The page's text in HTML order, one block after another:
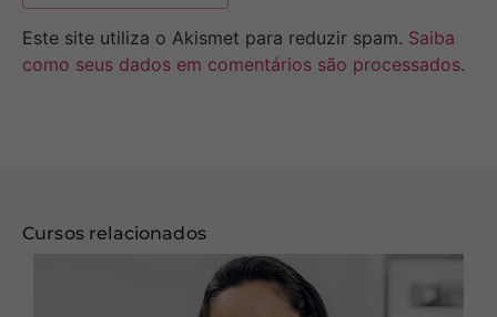
Este site utiliza o Akismet para reduzir spam. Saiba
como seus dados em comentários são processados.
Cursos relacionados